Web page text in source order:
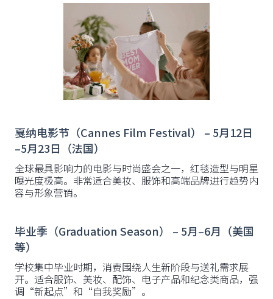
戛纳电影节（Cannes Film Festival） – 5月12日
–5月23日（法国）
全球最具影响力的电影与时尚盛会之一，红毯造型与明星
曝光度极高。非常适合美妆、服饰和高端品牌进行趋势内
容与形象营销。
毕业季（Graduation Season） – 5月–6月（美国
等）
学校集中毕业时期，消费围绕人生新阶段与送礼需求展
开。适合服饰、美妆、配饰、电子产品和纪念类商品，强
调“新起点”和“自我奖励”。